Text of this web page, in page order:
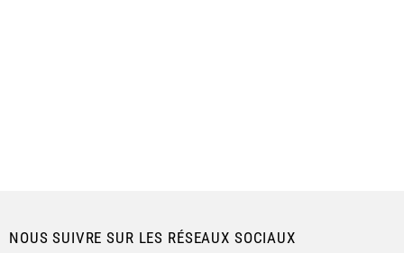
NOUS SUIVRE SUR LES RÉSEAUX SOCIAUX